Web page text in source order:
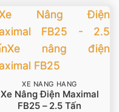
XE NÂNG HÀNG
Xe Nâng Điện Maximal
FB25 – 2.5 Tấn